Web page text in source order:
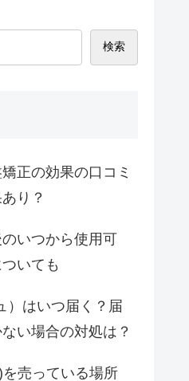
検索
正の効果の口コミ
り？
いつから使用可
いても
）はいつ届く？届
い場合の対処は？
売っている場所